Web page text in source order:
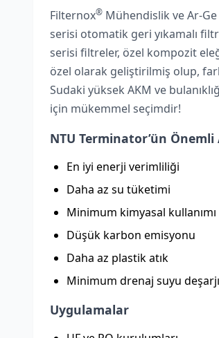
Filternox® Mühendislik ve Ar-
serisi otomatik geri yıkamalı
serisi filtreler, özel kompozit
özel olarak geliştirilmiş olup,
Sudaki yüksek AKM ve
için mükemmel seçimdir!
NTU Terminator’ün Önemli
En iyi enerji verimliliği
Daha az su tüketimi
Minimum kimyasal kullanımı
Düşük karbon emisyonu
Daha az plastik atık
Minimum drenaj suyu deşarjı
Uygulamalar